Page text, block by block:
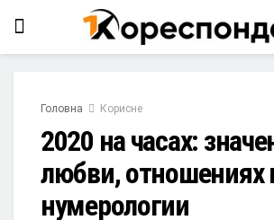
Головна Корисне
2020 на часах:
любви, отношениях
нумерологии